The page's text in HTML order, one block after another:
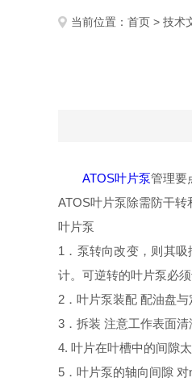
当前位置： 首页 > 技术
ATOS叶片泵管理要
ATOS叶片泵除需防干
叶片泵
1．泵转向改变，则其
计。可逆转的叶片泵必须
2．叶片泵装配 配油盘
3．拆装 注意工作表面清
4. 叶片在叶槽中的间隙
5．叶片泵的轴向间隙 对